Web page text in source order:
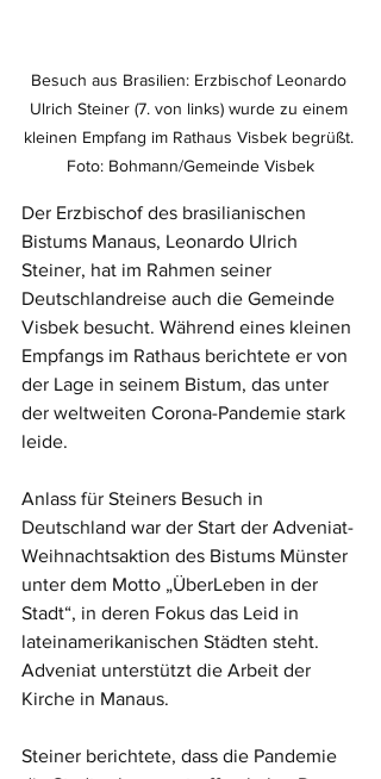
Besuch aus Brasilien: Erzbischof Leonardo
Ulrich Steiner (7. von links) wurde zu einem
kleinen Empfang im Rathaus Visbek begrüßt.
Foto: Bohmann/Gemeinde Visbek
Der Erzbischof des brasilianischen
Bistums Manaus, Leonardo Ulrich
Steiner, hat im Rahmen seiner
Deutschlandreise auch die Gemeinde
Visbek besucht. Während eines kleinen
Empfangs im Rathaus berichtete er von
der Lage in seinem Bistum, das unter
der weltweiten Corona-Pandemie stark
leide.
Anlass für Steiners Besuch in
Deutschland war der Start der Adveniat-
Weihnachtsaktion des Bistums Münster
unter dem Motto „ÜberLeben in der
Stadt“, in deren Fokus das Leid in
lateinamerikanischen Städten steht.
Adveniat unterstützt die Arbeit der
Kirche in Manaus.
Steiner berichtete, dass die Pandemie